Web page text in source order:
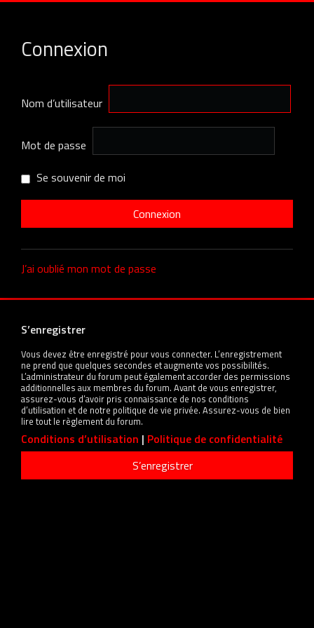
Connexion
Nom d’utilisateur
Mot de passe
Se souvenir de moi
J’ai oublié mon mot de passe
S’enregistrer
Vous devez être enregistré pour vous connecter. L’enregistrement
ne prend que quelques secondes et augmente vos possibilités.
L’administrateur du forum peut également accorder des permissions
additionnelles aux membres du forum. Avant de vous enregistrer,
assurez-vous d’avoir pris connaissance de nos conditions
d’utilisation et de notre politique de vie privée. Assurez-vous de bien
lire tout le règlement du forum.
Conditions d’utilisation | Politique de confidentialité
S’enregistrer